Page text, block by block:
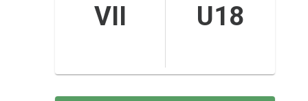
VII U18